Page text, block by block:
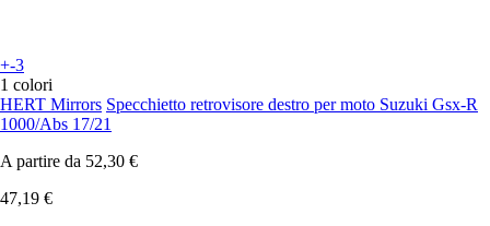
+-3
1 colori
HERT Mirrors Specchietto retrovisore destro per moto Suzuki Gsx-R
1000/Abs 17/21
A partire da 52,30 €
47,19 €